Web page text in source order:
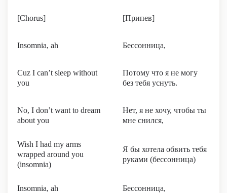
[Chorus] [Припев]
Insomnia, ah Бессонница,
Cuz I can’t sleep without
you
Потому что я не могу
без тебя уснуть.
No, I don’t want to dream
about you
Нет, я не хочу, чтобы ты
мне снился,
Wish I had my arms
wrapped around you
(insomnia)
Я бы хотела обвить тебя
руками (бессонница)
Insomnia, ah Бессонница,